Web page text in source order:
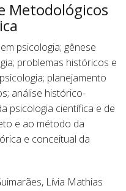
Metodológicos
psicologia; gênese
problemas históricos e
planejamento
análise histórico-
psicologia científica e de
e ao método da
e conceitual da
Lívia Mathias